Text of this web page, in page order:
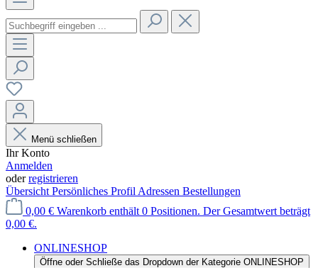
Menü schließen
Ihr Konto
Anmelden
oderregistrieren
Übersicht Persönliches Profil Adressen Bestellungen
0,00 € Warenkorb enthält 0 Positionen. Der Gesamtwert beträgt
0,00 €.
ONLINESHOP
Öffne oder Schließe das Dropdown der Kategorie ONLINESHOP